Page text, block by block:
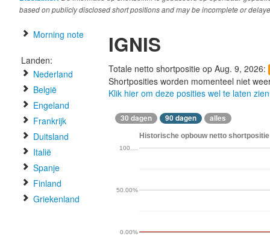
based on publicly disclosed short positions and may be incomplete or
Morning note
Landen:
Nederland
België
Engeland
Frankrijk
Duitsland
Italië
Spanje
Finland
Griekenland
IGNIS
Totale netto shortpositie op Aug. 9, 2026:
Shortposities worden momenteel niet
Klik hier om deze posities wel te laten zien
30 dagen 90 dagen alles
Historische opbouw netto shortpositie
0.00%
50.00%
100.…